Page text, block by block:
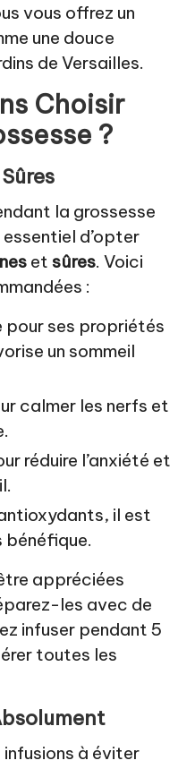
vous offrez un
une douce
de Versailles.
Choisir
?
la grossesse
d’opter
et sûres. Voici
:
pour ses propriétés
un sommeil
calmer les nerfs et
réduire l’anxiété et
il est
bénéfique.
appréciées
les avec de
infuser pendant 5
toutes les
à éviter